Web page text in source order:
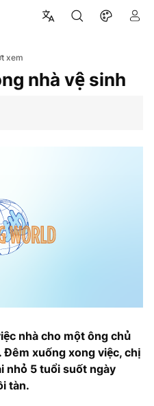
xem
nhà vệ sinh
nhà cho một ông chủ
xuống xong việc, chị
nhỏ 5 tuổi suốt ngày
tàn.